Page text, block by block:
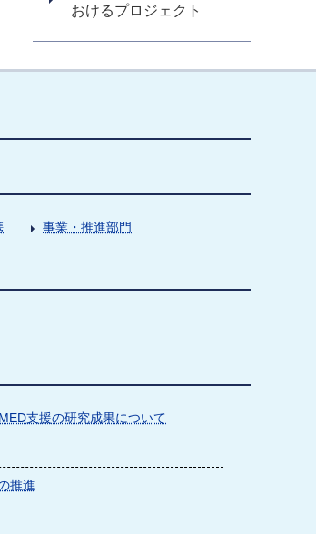
おけるプロジェクト
事業・推進部門
支援の研究成果について
推進